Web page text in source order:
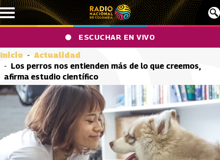
Pasar al contenido principal
ESCUCHAR EN VIVO
Inicio
Actualidad
Los perros nos entienden más de lo que creemos,
afirma estudio científico